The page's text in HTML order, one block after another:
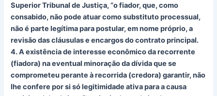
Superior Tribunal de Justiça, “o fiador, que, como
consabido, não pode atuar como substituto processual,
não é parte legítima para postular, em nome próprio, a
revisão das cláusulas e encargos do contrato principal.
4. A existência de interesse econômico da recorrente
(fiadora) na eventual minoração da dívida que se
comprometeu perante à recorrida (credora) garantir, não
lhe confere por si só legitimidade ativa para a causa